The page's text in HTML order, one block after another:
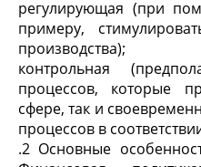
регулирующая (при
примеру,
производства);
контрольная
процессов, которые
сфере, так и
процессов в
.2 Основные